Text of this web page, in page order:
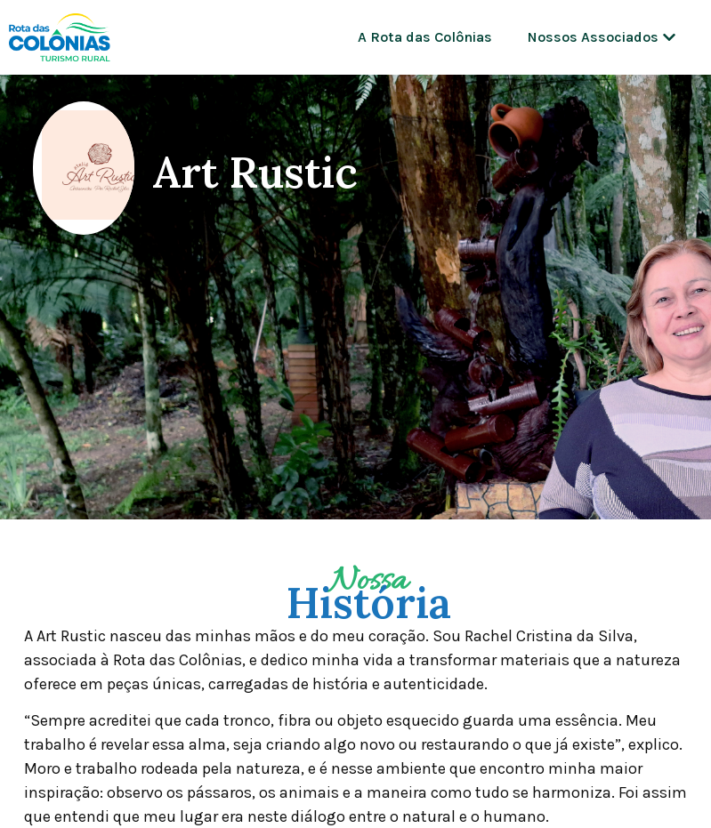
A Rota das Colônias Nossos Associados
Art Rustic
Nossa
História
A Art Rustic nasceu das minhas mãos e do meu coração. Sou Rachel Cristina da Silva,
associada à Rota das Colônias, e dedico minha vida a transformar materiais que a natureza
oferece em peças únicas, carregadas de história e autenticidade.
“Sempre acreditei que cada tronco, fibra ou objeto esquecido guarda uma essência. Meu
trabalho é revelar essa alma, seja criando algo novo ou restaurando o que já existe”, explico.
Moro e trabalho rodeada pela natureza, e é nesse ambiente que encontro minha maior
inspiração: observo os pássaros, os animais e a maneira como tudo se harmoniza. Foi assim
que entendi que meu lugar era neste diálogo entre o natural e o humano.